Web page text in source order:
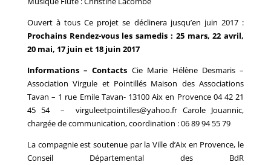
Ouvert à tous Ce projet se déclinera jusqu’en juin 2017 :
Prochains Rendez-vous les samedis : 25 mars, 22 avril,
20 mai, 17 juin et 18 juin 2017
Informations – Contacts Cie Marie Hélène Desmaris –
Association Virgule et Pointillés Maison des Associations
Tavan – 1 rue Emile Tavan- 13100 Aix en Provence 04 42 21
45 54 – virguleetpointilles@yahoo.fr Carole Jouannic,
chargée de communication, coordination : 06 89 94 55 79
La compagnie est soutenue par la Ville d’Aix en Provence, le
Conseil Départemental des BdR